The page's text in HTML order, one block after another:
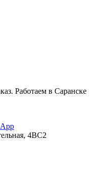
Работаем в Саранске
4ВС2